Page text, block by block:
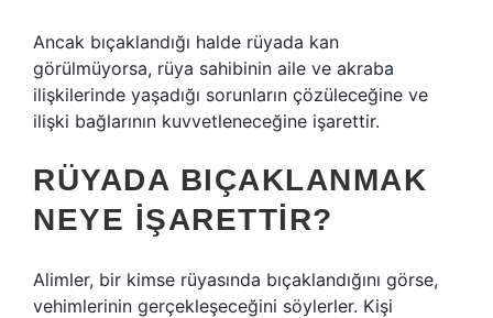
Ancak bıçaklandığı halde rüyada kan
görülmüyorsa, rüya sahibinin aile ve akraba
ilişkilerinde yaşadığı sorunların çözüleceğine ve
ilişki bağlarının kuvvetleneceğine işarettir.
RÜYADA BIÇAKLANMAK
NEYE IŞARETTIR?
Alimler, bir kimse rüyasında bıçaklandığını görse,
vehimlerinin gerçekleşeceğini söylerler. Kişi